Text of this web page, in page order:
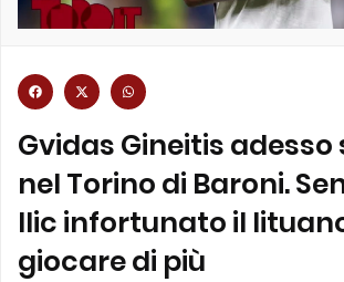
Gvidas Gineitis
nel Torino di Baroni.
Ilic infortunato il
giocare di più